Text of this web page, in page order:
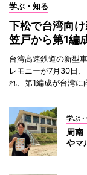
学ぶ・知る
下松で台湾向
笠戸から第1編
台湾高速鉄道の新型
レモニーが7月30日
れ、第1編成が台湾に
学ぶ
周南
やマ